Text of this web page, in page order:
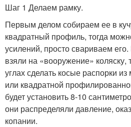
Шаг 1 Делаем рамку.
Первым делом собираем ее в
квадратный профиль, тогда
усилений, просто свариваем
взяли на «вооружение» коляску,
углах сделать косые распорки
или квадратной
будет установить 8-10
они распределяли давление,
копании.